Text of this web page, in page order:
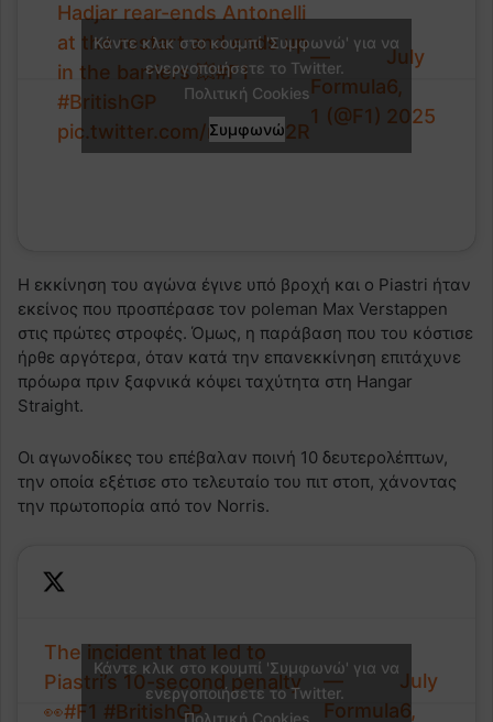
Hadjar rear-ends Antonelli
at the restart and ends up
in the barriers 💥#F1
#BritishGP
pic.twitter.com/rlB83Ivk2R
—
Formula
1 (@F1)
July
6,
2025
Κάντε κλικ στο κουμπί 'Συμφωνώ' για να
ενεργοποιήσετε το Twitter.
Πολιτική Cookies
Συμφωνώ
Η εκκίνηση του αγώνα έγινε υπό βροχή και ο Piastri ήταν
εκείνος που προσπέρασε τον poleman Max Verstappen
στις πρώτες στροφές. Όμως, η παράβαση που του κόστισε
ήρθε αργότερα, όταν κατά την επανεκκίνηση επιτάχυνε
πρόωρα πριν ξαφνικά κόψει ταχύτητα στη Hangar
Straight.
Οι αγωνοδίκες του επέβαλαν ποινή 10 δευτερολέπτων,
την οποία εξέτισε στο τελευταίο του πιτ στοπ, χάνοντας
την πρωτοπορία από τον Norris.
The incident that led to
Piastri’s 10-second penalty
👀#F1 #BritishGP
—
Formula
July
6,
Κάντε κλικ στο κουμπί 'Συμφωνώ' για να
ενεργοποιήσετε το Twitter.
Πολιτική Cookies